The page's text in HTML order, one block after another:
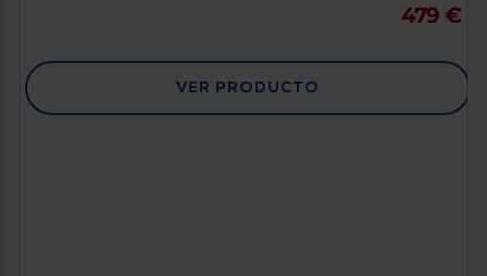
479 €
VER PRODUCTO